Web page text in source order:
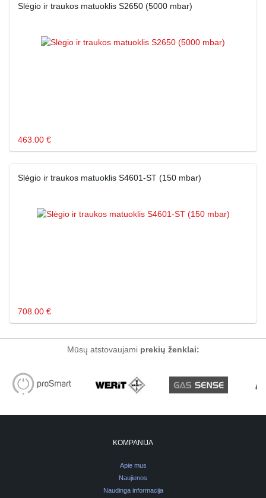
Slėgio ir traukos matuoklis S2650 (5000 mbar)
463.00 €
Slėgio ir traukos matuoklis S4601-ST (150 mbar)
708.00 €
Mūsų atstovaujami prekių ženklai:
KOMPANIJA
Apie mus
Naujienos
Naudinga informacija